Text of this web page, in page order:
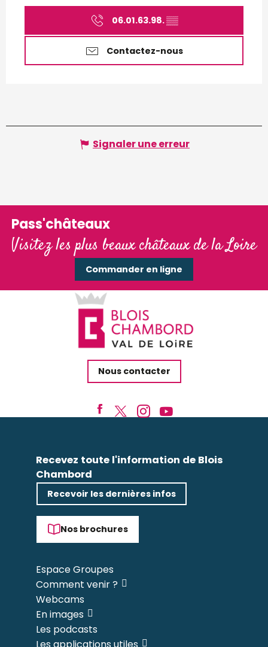
06.01.63.98.▒▒
Contactez-nous
Signaler une erreur
Pass'châteaux
Visitez les plus beaux châteaux de la Loire
Commander en ligne
Nous contacter
Recevez toute l'information de Blois
Chambord
Recevoir les dernières infos
Nos brochures
Espace Groupes
Comment venir ?
Webcams
En images
Les podcasts
Les applications utiles